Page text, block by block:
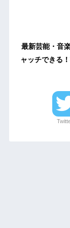
最新芸能・音
ャッチできる